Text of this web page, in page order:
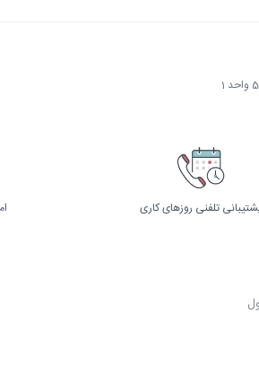
تلفنی روزهای کاری